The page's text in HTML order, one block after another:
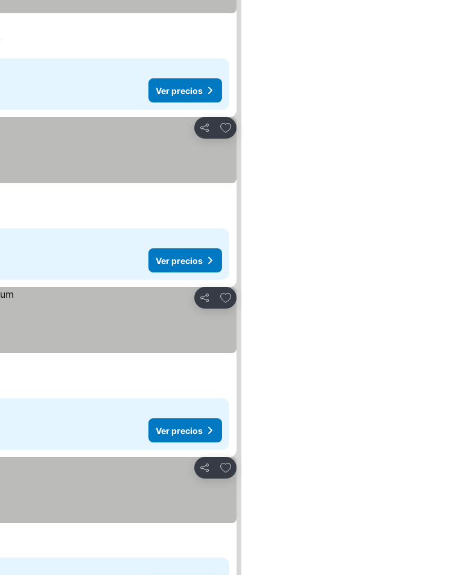
Ver precios
Compartir
Agregar a favoritos
Ver precios
Compartir
Agregar a favoritos
Ver precios
Compartir
Agregar a favoritos